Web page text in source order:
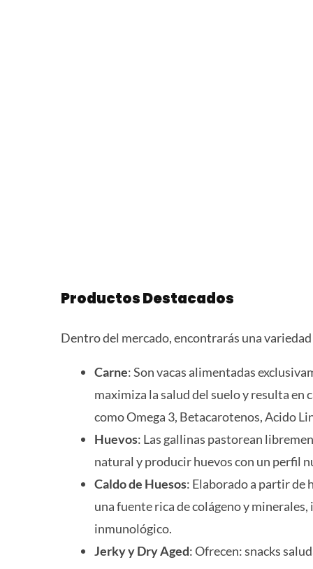
Productos Destacados
Dentro del mercado, encontrarás una
Carne: Son vacas alimentadas
maximiza la salud del suelo y resulta en
como Omega 3, Betacarotenos, Acido
Huevos: Las gallinas pastorean
natural y producir huevos con un perfil
Caldo de Huesos: Elaborado a partir de
una fuente rica de colágeno y
inmunológico.
Jerky y Dry Aged: Ofrecen: snacks